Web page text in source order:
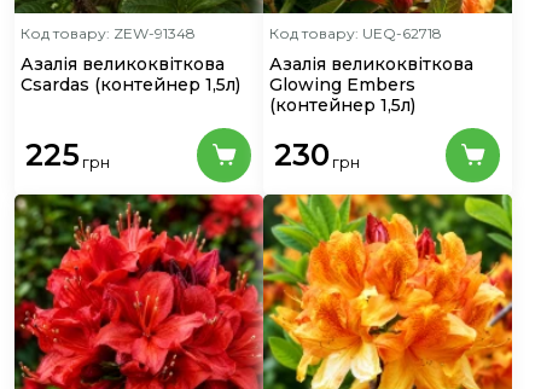
Код товару: ZEW-91348
Азалія великоквіткова
Csardas (контейнер 1,5л)
225 грн
Код товару: UEQ-62718
Азалія великоквіткова
Glowing Embers
(контейнер 1,5л)
230 грн